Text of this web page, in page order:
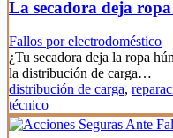
La secadora deja
Fallos por electrodoméstico
¿Tu secadora deja la ropa
la distribución de carga…
distribución de carga,
técnico